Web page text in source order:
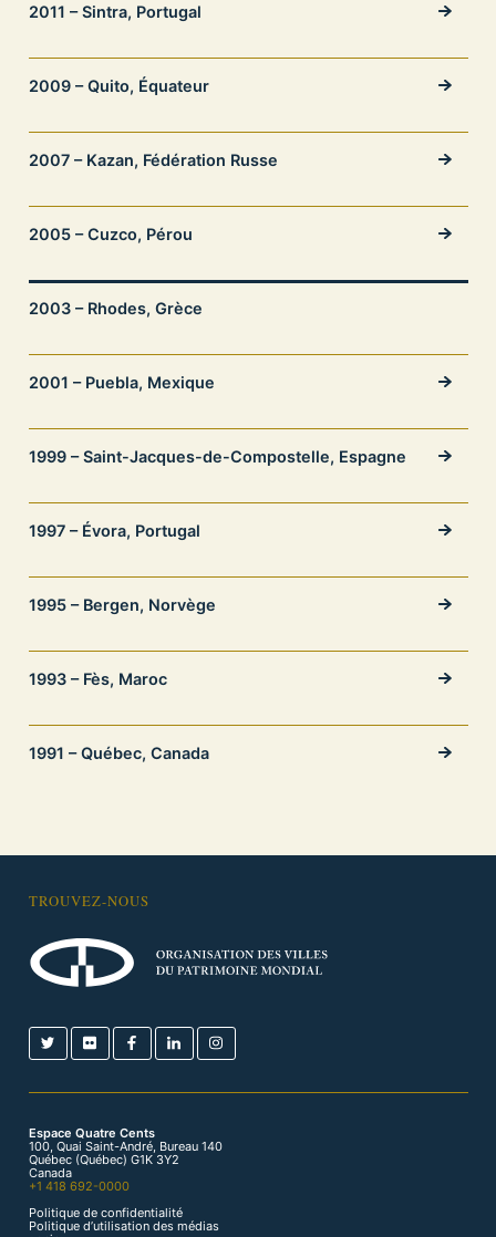
2011 – Sintra, Portugal
2009 – Quito, Équateur
2007 – Kazan, Fédération Russe
2005 – Cuzco, Pérou
2003 – Rhodes, Grèce
2001 – Puebla, Mexique
1999 – Saint-Jacques-de-Compostelle, Espagne
1997 – Évora, Portugal
1995 – Bergen, Norvège
1993 – Fès, Maroc
1991 – Québec, Canada
TROUVEZ-NOUS
Espace Quatre Cents
100, Quai Saint-André, Bureau 140
Québec (Québec) G1K 3Y2
Canada
+1 418 692-0000
Politique de confidentialité
Politique d’utilisation des médias